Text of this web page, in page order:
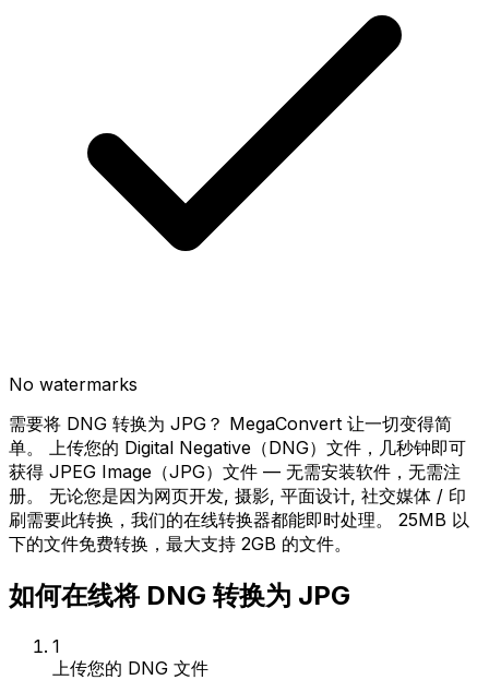
No watermarks
需要将 DNG 转换为 JPG？ MegaConvert 让一切变得简
单。 上传您的 Digital Negative（DNG）文件，几秒钟即可
获得 JPEG Image（JPG）文件 — 无需安装软件，无需注
册。 无论您是因为网页开发, 摄影, 平面设计, 社交媒体 / 印
刷需要此转换，我们的在线转换器都能即时处理。 25MB 以
下的文件免费转换，最大支持 2GB 的文件。
如何在线将 DNG 转换为 JPG
1
上传您的 DNG 文件